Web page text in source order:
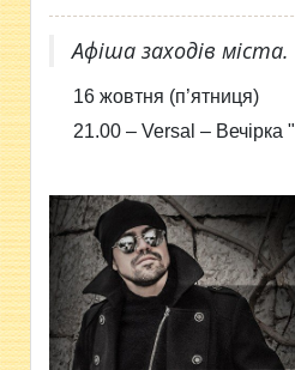
Афіша заходів міста.
16 жовтня (п’ятниця)
21.00 –Versal – Вечірка"